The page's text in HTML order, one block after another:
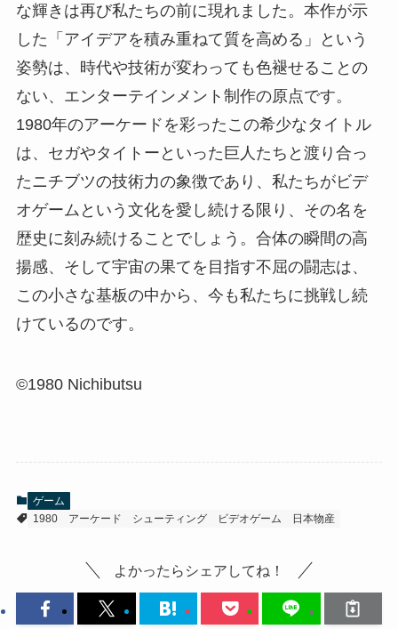
な輝きは再び私たちの前に現れました。本作が示
した「アイデアを積み重ねて質を高める」という
姿勢は、時代や技術が変わっても色褪せることの
ない、エンターテインメント制作の原点です。
1980年のアーケードを彩ったこの希少なタイトル
は、セガやタイトーといった巨人たちと渡り合っ
たニチブツの技術力の象徴であり、私たちがビデ
オゲームという文化を愛し続ける限り、その名を
歴史に刻み続けることでしょう。合体の瞬間の高
揚感、そして宇宙の果てを目指す不屈の闘志は、
この小さな基板の中から、今も私たちに挑戦し続
けているのです。
©1980 Nichibutsu
ゲーム
1980
アーケード シューティング ビデオゲーム 日本物産
よかったらシェアしてね！